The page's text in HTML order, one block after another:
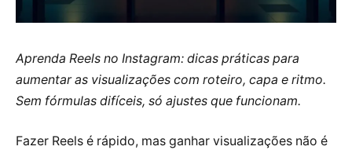
Aprenda Reels no Instagram: dicas práticas para
aumentar as visualizações com roteiro, capa e ritmo.
Sem fórmulas difíceis, só ajustes que funcionam.
Fazer Reels é rápido, mas ganhar visualizações não é